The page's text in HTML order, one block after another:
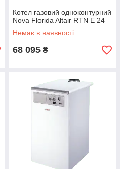
Котел газовий одноконтурний
Nova Florida Altair RTN E 24
Немає в наявності
68 095 ₴